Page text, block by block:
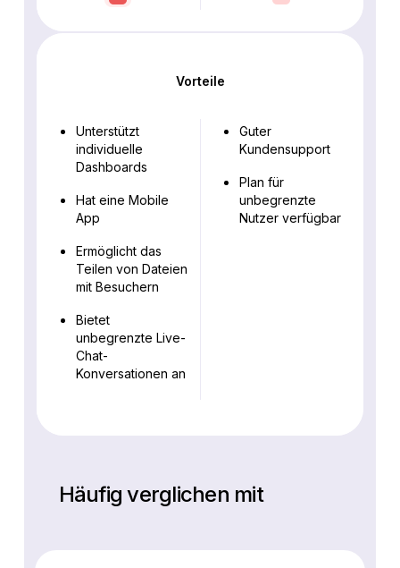
Vorteile
Unterstützt
individuelle
Dashboards
Hat eine Mobile
App
Ermöglicht das
Teilen von Dateien
mit Besuchern
Bietet
unbegrenzte Live-
Chat-
Konversationen an
Guter
Kundensupport
Plan für
unbegrenzte
Nutzer verfügbar
Häufig verglichen mit